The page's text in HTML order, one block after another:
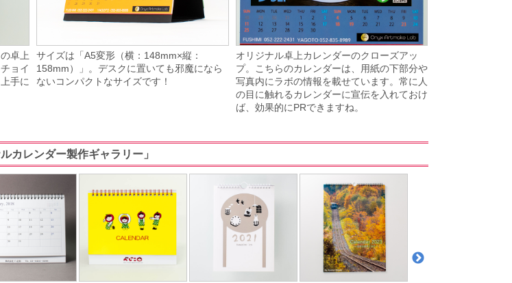
卓上
ョイ
手に
サイズは「A5変形（横：148mm×縦：
158mm）」。デスクに置いても邪魔になら
ないコンパクトなサイズです！
オリジナル卓上カレンダーのクローズアッ
プ。こちらのカレンダーは、用紙の下部分や
写真内にラボの情報を載せています。常に人
の目に触れるカレンダーに宣伝を入れておけ
ば、効果的にPRできますね。
カレンダー製作ギャラリー」